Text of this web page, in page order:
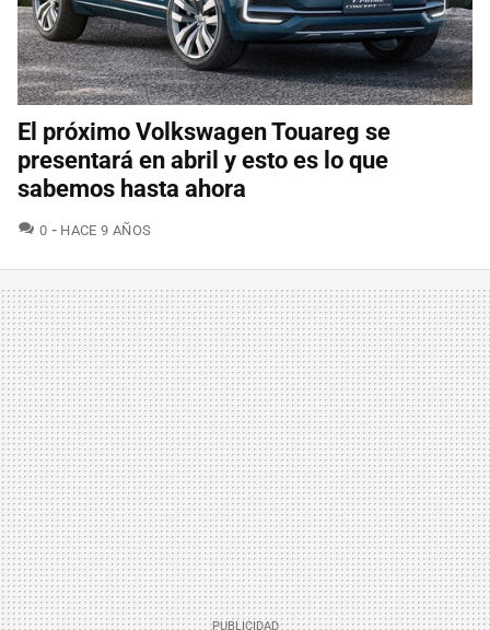
El próximo Volkswagen Touareg se
presentará en abril y esto es lo que
sabemos hasta ahora
0 COMENTARIOS
HACE 9 AÑOS